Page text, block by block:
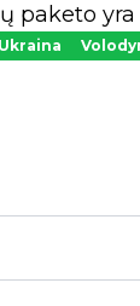
paketo
Ukraina